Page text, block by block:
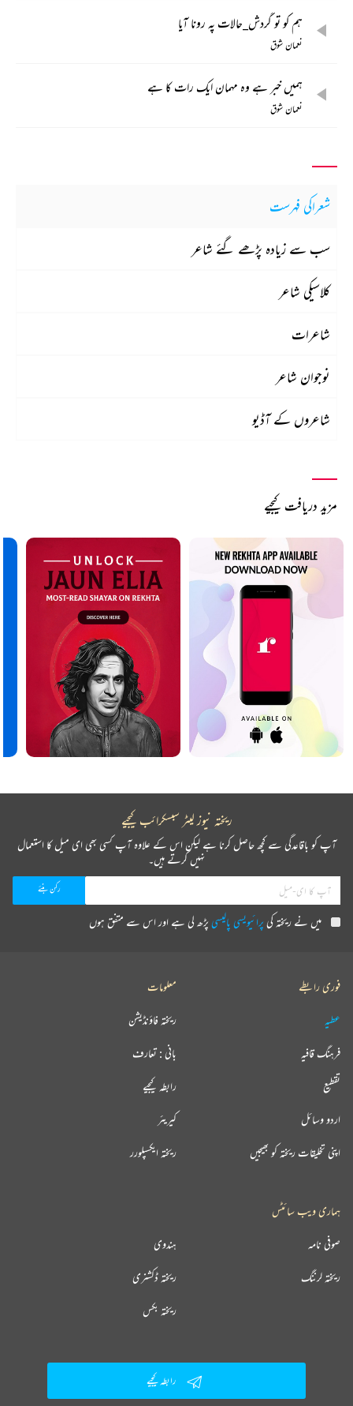
ہم کو تو گردش_حالات پہ رونا آیا
نعمان شوق
ہمیں خبر ہے وہ مہمان ایک رات کا ہے
نعمان شوق
شعراکی فہرست
سب سے زیادہ پڑھے گئے شاعر
کلاسیکی شاعر
شاعرات
نوجوان شاعر
شاعروں کے آڈیو
مزید دریافت کیجیے
ریختہ نیوز لیٹر سبسکرائب کیجیے
آپ کو باقاعدگی سے کچھ حاصل کرنا ہے لیکن اس کے علاوہ آپ کسی بھی ای میل کا استعمال
نہیں کرتے ہیں۔
میں نے ریختہ کیپرائیویسی پالیسیپڑھ لی ہے اور اس سے متفق ہوں
فوری رابطے
عطیہ
فرہنگ قافیہ
تقطیع
اردو وسائل
اپنی تخلیقات ریختہ کو بھیجیں
معلومات
ریختہ فاؤنڈیشن
بانی : تعارف
رابطہ کیجیے
کیریئر
ریختہ ایکسپلورر
ہماری ویب سائٹس
ہندوی صوفی نامہ
ریختہ ڈکشنری ریختہ لرننگ
ریختہ بکس
رابطہ کیجیے